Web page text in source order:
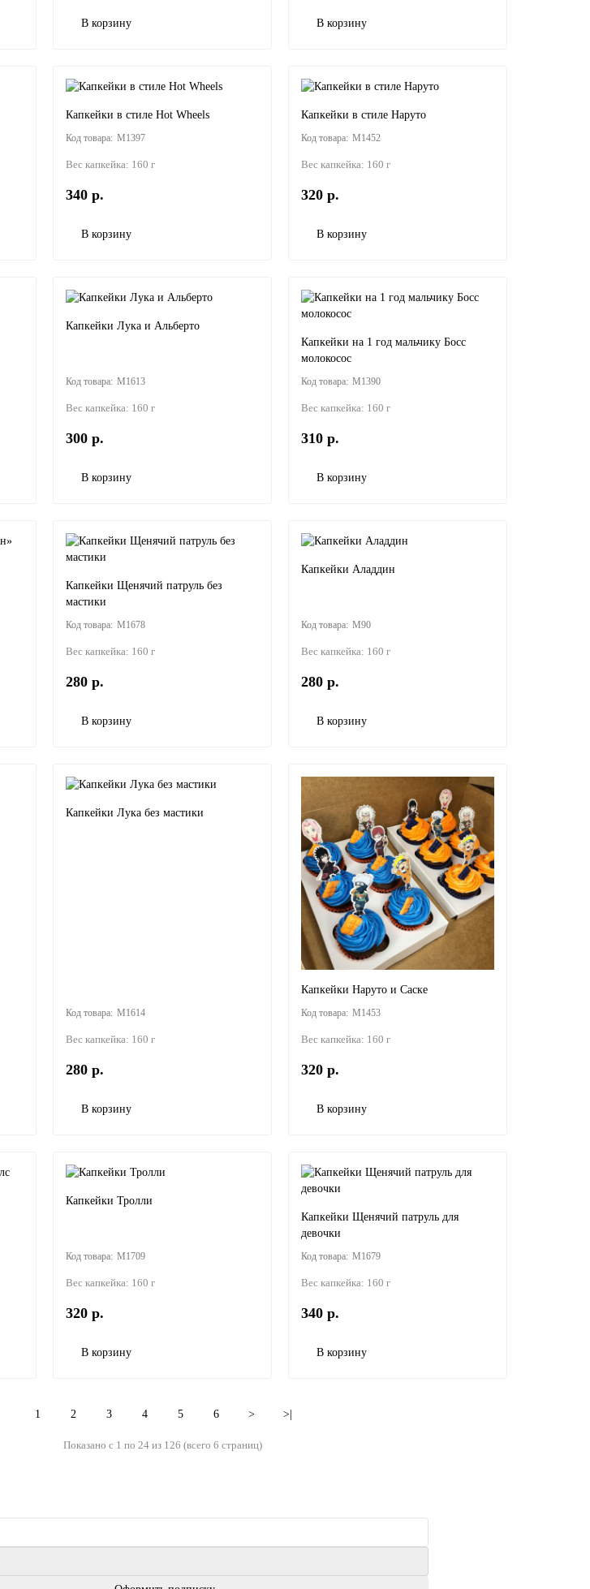
В корзину В корзину
Капкейки в стиле Hot Wheels
M1397
Вес капкейка: 160 г
340 р.
В корзину
Капкейки в стиле Наруто
M1452
Вес капкейка: 160 г
320 р.
В корзину
Капкейки Лука и Альберто
M1613
Вес капкейка: 160 г
300 р.
В корзину
Капкейки на 1 год мальчику Босс
молокосос
M1390
Вес капкейка: 160 г
310 р.
В корзину
Капкейки Щенячий патруль без
мастики
M1678
Вес капкейка: 160 г
280 р.
В корзину
Капкейки Аладдин
M90
Вес капкейка: 160 г
280 р.
В корзину
Капкейки Лука без мастики
M1614
Вес капкейка: 160 г
280 р.
В корзину
Капкейки Наруто и Саске
M1453
Вес капкейка: 160 г
320 р.
В корзину
Капкейки Тролли
M1709
Вес капкейка: 160 г
320 р.
В корзину
Капкейки Щенячий патруль для
девочки
M1679
Вес капкейка: 160 г
340 р.
В корзину
1 2 3 4 5 6 > >|
Показано с 1 по 24 из 126 (всего 6 страниц)